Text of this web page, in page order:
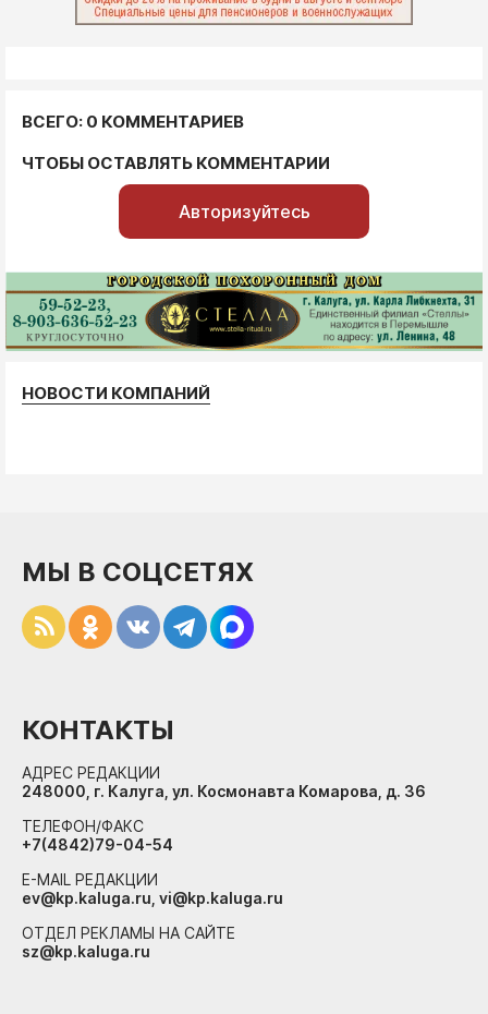
ВСЕГО: 0 КОММЕНТАРИЕВ
ЧТОБЫ ОСТАВЛЯТЬ КОММЕНТАРИИ
Авторизуйтесь
НОВОСТИ КОМПАНИЙ
МЫ В СОЦСЕТЯХ
КОНТАКТЫ
АДРЕС РЕДАКЦИИ
248000, г. Калуга, ул. Космонавта Комарова, д. 36
ТЕЛЕФОН/ФАКС
+7(4842)79-04-54
E-MAIL РЕДАКЦИИ
ev@kp.kaluga.ru, vi@kp.kaluga.ru
ОТДЕЛ РЕКЛАМЫ НА САЙТЕ
sz@kp.kaluga.ru